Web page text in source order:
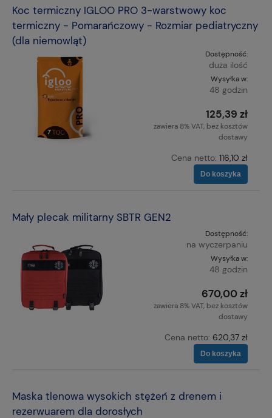
Koc termiczny IGLOO PRO 3-warstwowy koc
termiczny - Pomarańczowy - Rozmiar pediatryczny
(dla niemowląt)
Dostępność:
duża ilość
Wysyłka w:
48 godzin
125,39 zł
zawiera 8% VAT, bez kosztów
dostawy
Cena netto: 116,10 zł
Do koszyka
Mały plecak militarny SBTR GEN2
Dostępność:
na wyczerpaniu
Wysyłka w:
48 godzin
670,00 zł
zawiera 8% VAT, bez kosztów
dostawy
Cena netto: 620,37 zł
Do koszyka
Maska tlenowa wysokich stężeń z drenem i
rezerwuarem dla dorosłych